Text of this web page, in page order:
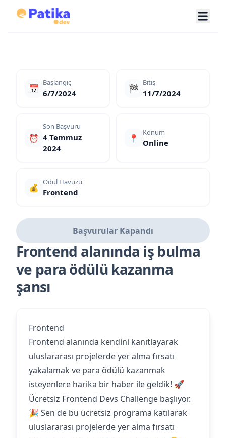
📅
Başlangıç
6/7/2024 🏁
Bitiş
11/7/2024
⏰
Son Başvuru
4 Temmuz
2024
📍
Konum
Online
💰
Ödül Havuzu
Frontend
Başvurular Kapandı
Frontend alanında iş bulma
ve para ödülü kazanma
şansı
Frontend
Frontend alanında kendini kanıtlayarak
uluslararası projelerde yer alma fırsatı
yakalamak ve para ödülü kazanmak
isteyenlere harika bir haber ile geldik! 🚀
Ücretsiz Frontend Devs Challenge başlıyor.
🎉 Sen de bu ücretsiz programa katılarak
uluslararası projelerde yer alma fırsatı